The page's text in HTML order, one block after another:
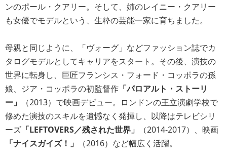
ンのポール・クアリー。そして、姉のレイニー・クアリー
も女優でモデルという、生粋の芸能一家に育ちました。
母親と同じように、「ヴォーグ」などファッション誌でカ
タログモデルとしてキャリアをスタート。その後、演技の
世界に転身し、巨匠フランシス・フォード・コッポラの孫
娘、ジア・コッポラの初監督作 「パロアルト・ストーリ
ー」
（2013）で映画デビュー。ロンドンの王立演劇学校で
修めた演技のスキルを遺憾なく発揮し、以降はテレビシリ
ーズ 「LEFTOVERS／残された世界」
（2014-2017）、映画
「ナイスガイズ！」
（2016）など幅広く活躍。